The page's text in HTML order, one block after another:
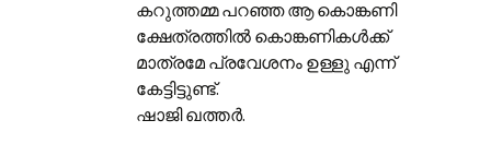
കറുത്തമ്മ പറഞ്ഞ ആ കൊങ്കണി
ക്ഷേത്രത്തില്‍ കൊങ്കണികള്‍ക്ക്
മാത്രമേ പ്രവേശനം ഉള്ളു എന്ന്
കേട്ടിട്ടുണ്ട്.
ഷാജി ഖത്തര്‍.